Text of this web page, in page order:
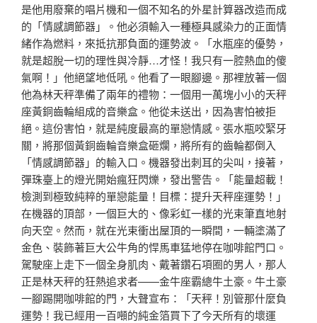
是他用廢棄的唱片機和一個不知名的外星計算器改造而成
的「情感調節器」。他必須輸入一種極具感染力的正面情
緒作為燃料，來抵抗那負面的運勢波。「水瓶座的優勢，
就是超脫一切的理性與冷靜…才怪！我只有一腔熱血的傻
氣啊！」他絕望地低吼。他看了一眼腳邊。那裡放著一個
他為林天秤準備了兩年的禮物：一個用一萬塊小小的天秤
座黃銅齒輪組成的音樂盒。他從未送出，因為害怕被拒
絕。這份害怕，就是純度最高的單戀情感。張水瓶咬緊牙
關，將那個黃銅齒輪音樂盒砸爛，將所有的齒輪都倒入
「情感調節器」的輸入口。機器發出刺耳的尖叫，接著，
彈珠臺上的燈光開始瘋狂閃爍，發出警告。「能量超載！
檢測到極致純粹的單戀能量！目標：提升天秤座運勢！」
在機器的頂部，一個巨大的、像彩虹一樣的光束筆直地射
向天空。然而，就在光束衝出屋頂的一瞬間，一輛塗滿了
金色、裝飾著巨大公牛角的悍馬車猛地停在咖啡館門口。
駕駛座上走下一個全身肌肉、戴著鑽石項圈的男人，那人
正是林天秤的狂熱追求者——金牛座霸總牛土豪。牛土豪
一腳踢開咖啡館的門，大聲宣布：「天秤！別管那什麼負
運勢！我已經用一百噸的純金箔買下了今天所有的壞運